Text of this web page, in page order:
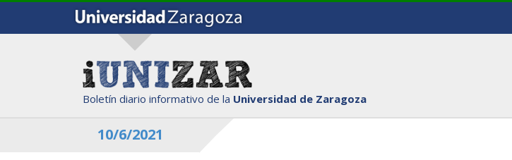
Boletín diario informativo de la Universidad de Zaragoza
10/6/2021